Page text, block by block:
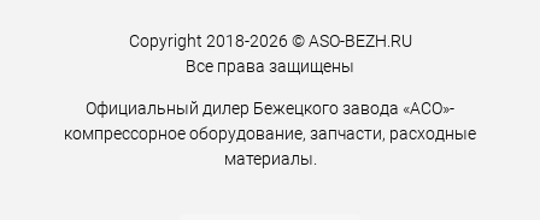
Copyright 2018-2026 © ASO-BEZH.RU
Все права защищены
Официальный дилер Бежецкого завода «АСО»-
компрессорное оборудование, запчасти, расходные
материалы.